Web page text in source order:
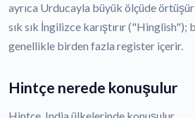
ayrıca Urducayla büyük ölçüde
sık sık İngilizce karıştırır ("Hinglish");
genellikle birden fazla register içerir.
Hintçe nerede konuşulur